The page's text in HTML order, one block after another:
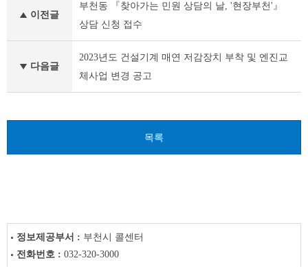
음
이전글
부천동 『찾아가는 민원 상담의 날, '현장부천'』
상담 신청 접수
다음글
2023년도 건설기계 매연 저감장치 부착 및 엔진교
체사업 변경 공고
목록
정보제공부서 : 부천시 콜센터
전화번호 : 032-320-3000